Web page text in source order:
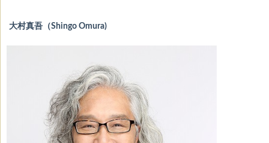
大村真吾（Shingo Omura)